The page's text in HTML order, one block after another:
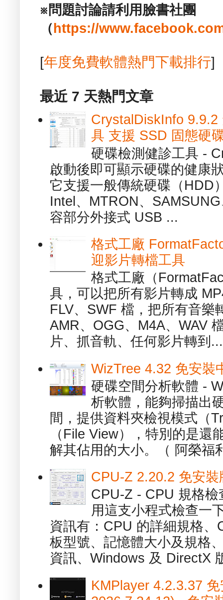
※問題討論請利用臉書社團
（ https://
[年度免費軟體熱門下載排行]
最近 7 天熱門文章
CrystalDiskInfo 9.9.2
具 支援 SSD 固態硬
硬碟檢測健診工具 -
啟動後即可顯示硬碟的健康
它支援一般傳統硬碟（HDD
Intel、MTRON、
容部分外接式 USB ...
格式工廠
迎影片轉檔工具
格式工廠（
具，可以把所有影片轉成
FLV、SWF 檔，把所有音樂
AMR、OGG、M4A、WAV
片、抓音軌、任何影片轉到...
WizTree 4.32 免安裝
硬碟空間分析軟體 -
析軟體，能夠掃描出
間，提供資料夾檢視模式（
（File View），特別的是還
解其佔用的大小。（ 阿榮福
CPU-Z 2.20.2 免安
CPU-Z - CPU 規格
用這支小程式檢查一
資訊有：CPU 的詳細規格
板型號、記憶體大小及規格
資訊、Windows 及 DirectX
KMPlayer 4.2.3.37